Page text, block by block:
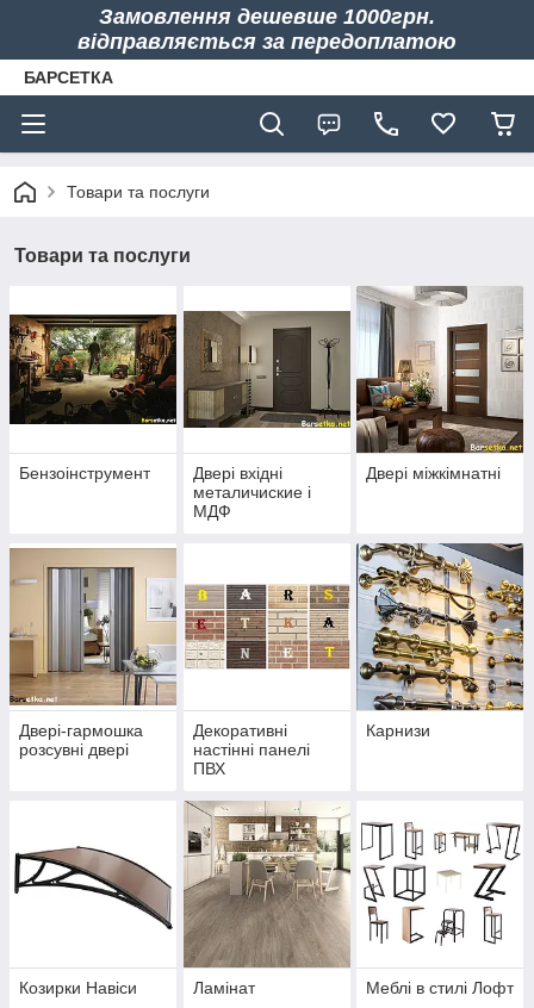
Замовлення дешевше 1000грн.
відправляється за передоплатою
БАРСЕТКА
Товари та послуги
Товари та послуги
Бензоінструмент
Двері вхідні
металичиские і
МДФ
Двері міжкімнатні
Двері-гармошка
розсувні двері
Декоративні
настінні панелі
ПВХ
Карнизи
Козирки Навіси Ламінат Меблі в стилі Лофт